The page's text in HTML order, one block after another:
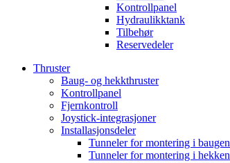
Kontrollpanel
Hydraulikktank
Tilbehør
Reservedeler
Thruster
Baug- og hekkthruster
Kontrollpanel
Fjernkontroll
Joystick-integrasjoner
Installasjonsdeler
Tunneler for montering i baugen
Tunneler for montering i hekken